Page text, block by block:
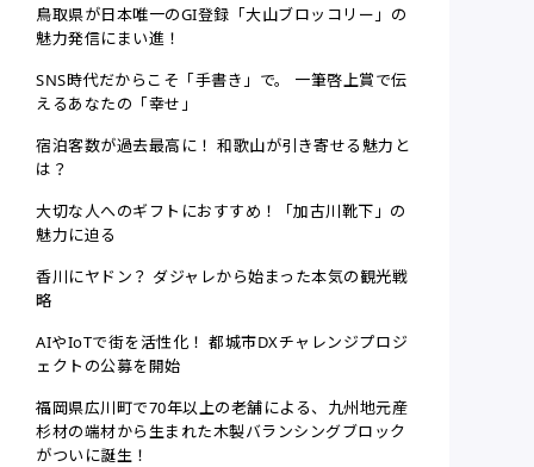
鳥取県が日本唯一のGI登録「大山ブロッコリー」の
魅力発信にまい進！
SNS時代だからこそ「手書き」で。 一筆啓上賞で伝
えるあなたの「幸せ」
宿泊客数が過去最高に！ 和歌山が引き寄せる魅力と
は？
大切な人へのギフトにおすすめ！「加古川靴下」の
魅力に迫る
香川にヤドン？ ダジャレから始まった本気の観光戦
略
AIやIoTで街を活性化！ 都城市DXチャレンジプロジ
ェクトの公募を開始
福岡県広川町で70年以上の老舗による、九州地元産
杉材の端材から生まれた木製バランシングブロック
がついに誕生！